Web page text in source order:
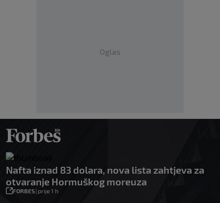
Oglas
Nafta iznad 83 dolara, nova lista zahtjeva za
otvaranje Hormuškog moreuza
FORBES| prije 1 h